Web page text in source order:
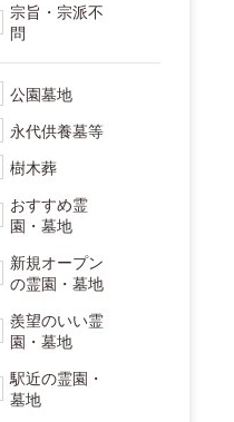
宗旨・宗派不
問
公園墓地
永代供養墓等
樹木葬
おすすめ霊
園・墓地
新規オープン
の霊園・墓地
羨望のいい霊
園・墓地
駅近の霊園・
墓地